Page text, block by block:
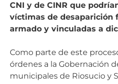
CNI y de CINR que
víctimas de desaparición
armado y vinculadas a
Como parte de este
órdenes a la Gobernación
municipales de Riosucio y